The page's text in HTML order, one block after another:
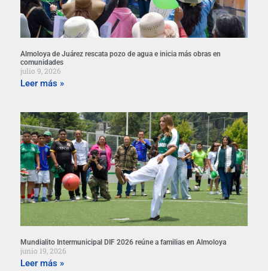
Almoloya de Juárez rescata pozo de agua e inicia más obras en
comunidades
julio 9, 2026
Leer más »
Mundialito Intermunicipal DIF 2026 reúne a familias en Almoloya
junio 19, 2026
Leer más »